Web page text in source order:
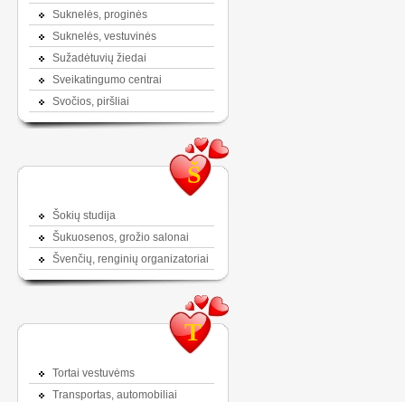
Suknelės, proginės
Suknelės, vestuvinės
Sužadėtuvių žiedai
Sveikatingumo centrai
Svočios, piršliai
Š
Šokių studija
Šukuosenos, grožio salonai
Švenčių, renginių organizatoriai
T
Tortai vestuvėms
Transportas, automobiliai